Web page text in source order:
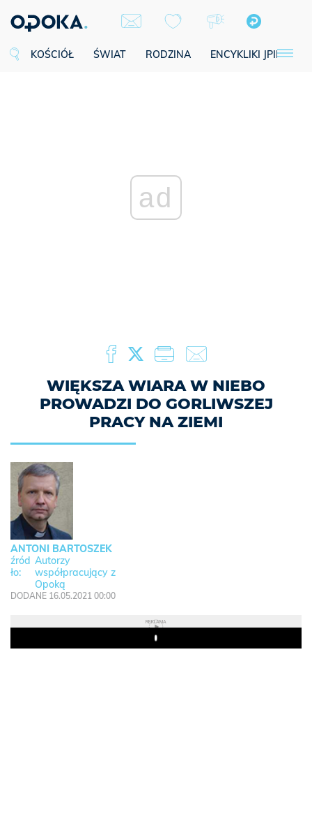
KOŚCIÓŁ ŚWIAT RODZINA ENCYKLIKI JPII
ad
WIĘKSZA WIARA W NIEBO
PROWADZI DO GORLIWSZEJ
PRACY NA ZIEMI
ANTONI BARTOSZEK
Autorzy
współpracujący z
Opoką
DODANE 16.05.2021 00:00
REKLAMA
Play